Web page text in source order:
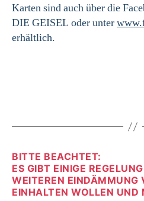
Karten sind auch über die
DIE GEISEL oder unter
erhältlich.
BITTE BEACHTET:
ES GIBT EINIGE
WEITEREN EINDÄMMUNG
EINHALTEN WOLLEN UND